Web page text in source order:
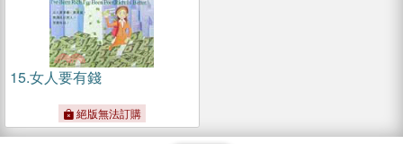
15.女人要有錢
絕版無法訂購